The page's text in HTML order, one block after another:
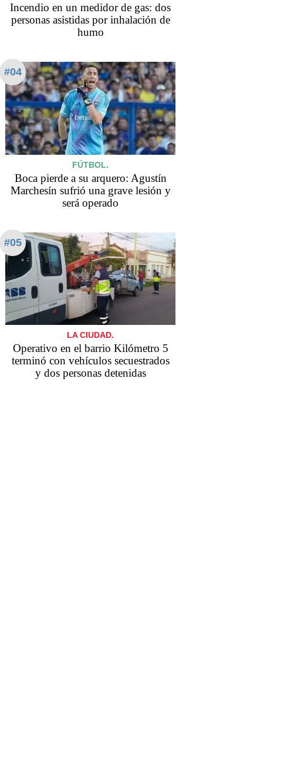
Incendio en un medidor de gas: dos
personas asistidas por inhalación de
humo
#04
FÚTBOL.
Boca pierde a su arquero: Agustín
Marchesín sufrió una grave lesión y
será operado
#05
LA CIUDAD.
Operativo en el barrio Kilómetro 5
terminó con vehículos secuestrados
y dos personas detenidas